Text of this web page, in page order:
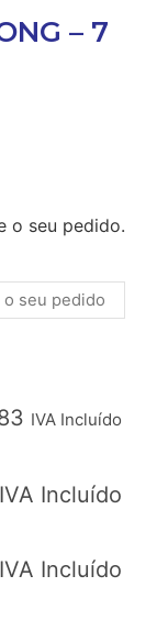
– 7
o seu pedido.
IVA Incluído
IVA Incluído
IVA Incluído